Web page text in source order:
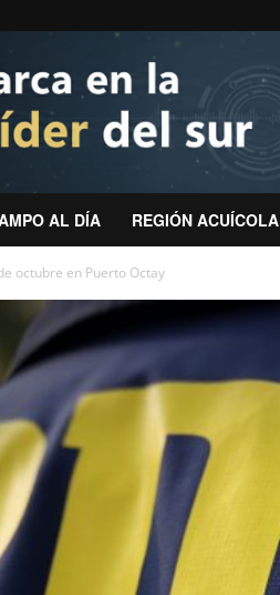
AL DÍA REGIÓN ACUÍCOLA
octubre en Puerto Octay